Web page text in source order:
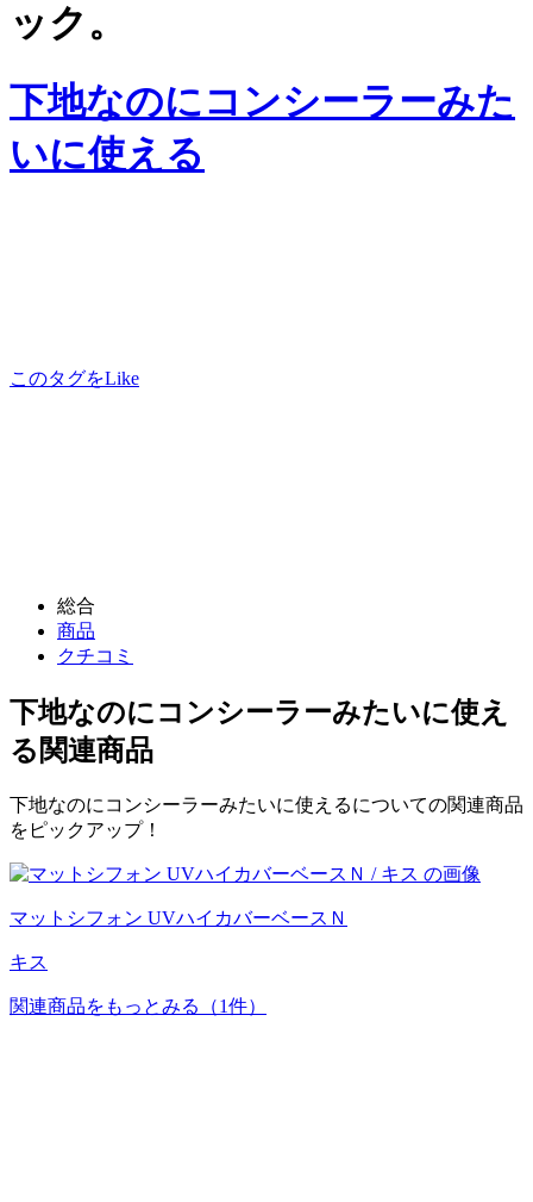
ック。
下地なのにコンシーラーみた
いに使える
このタグをLike
総合
商品
クチコミ
下地なのにコンシーラーみたいに使え
る 関連商品
下地なのにコンシーラーみたいに使えるについての関連商品
をピックアップ！
マットシフォン UVハイカバーベースＮ
キス
関連商品をもっとみる （1件）